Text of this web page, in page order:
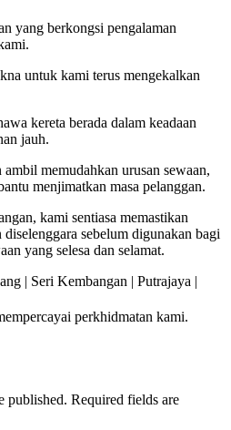
yang berkongsi pengalaman
untuk kami terus mengekalkan
kereta berada dalam keadaan
jauh.
memudahkan urusan sewaan,
menjimatkan masa pelanggan.
kami sentiasa memastikan
sebelum digunakan bagi
yang selesa dan selamat.
| Seri Kembangan | Putrajaya |
perkhidmatan kami.
published. Required fields are